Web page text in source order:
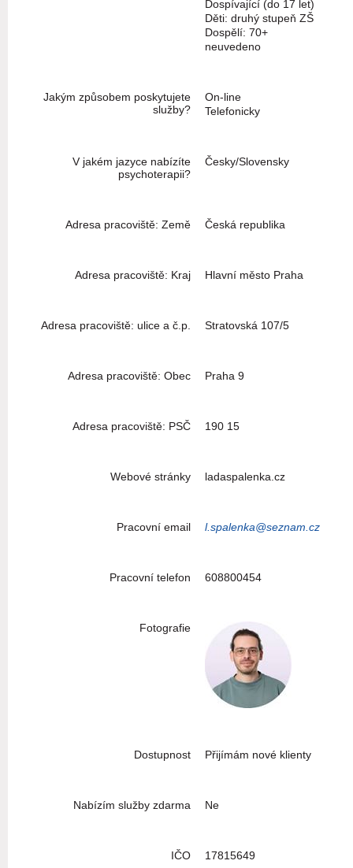
Dospívající (do 17 let)
Děti: druhý stupeň ZŠ
Dospělí: 70+
neuvedeno
Jakým způsobem poskytujete
služby?
On-line
Telefonicky
V jakém jazyce nabízíte
psychoterapii?
Česky/Slovensky
Adresa pracoviště: Země Česká republika
Adresa pracoviště: Kraj Hlavní město Praha
Adresa pracoviště: ulice a č.p. Stratovská 107/5
Adresa pracoviště: Obec Praha 9
Adresa pracoviště: PSČ 190 15
Webové stránky ladaspalenka.cz
Pracovní email l.spalenka@seznam.cz
Pracovní telefon 608800454
Fotografie
Dostupnost Přijímám nové klienty
Nabízím služby zdarma Ne
IČO 17815649